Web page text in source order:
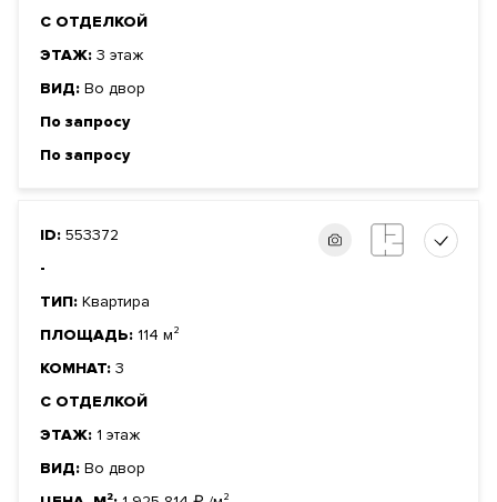
С ОТДЕЛКОЙ
ЭТАЖ: 3 этаж
ВИД: Во двор
По запросу
По запросу
ID: 553372
-
ТИП: Квартира
ПЛОЩАДЬ: 114 м²
КОМНАТ: 3
С ОТДЕЛКОЙ
ЭТАЖ: 1 этаж
ВИД: Во двор